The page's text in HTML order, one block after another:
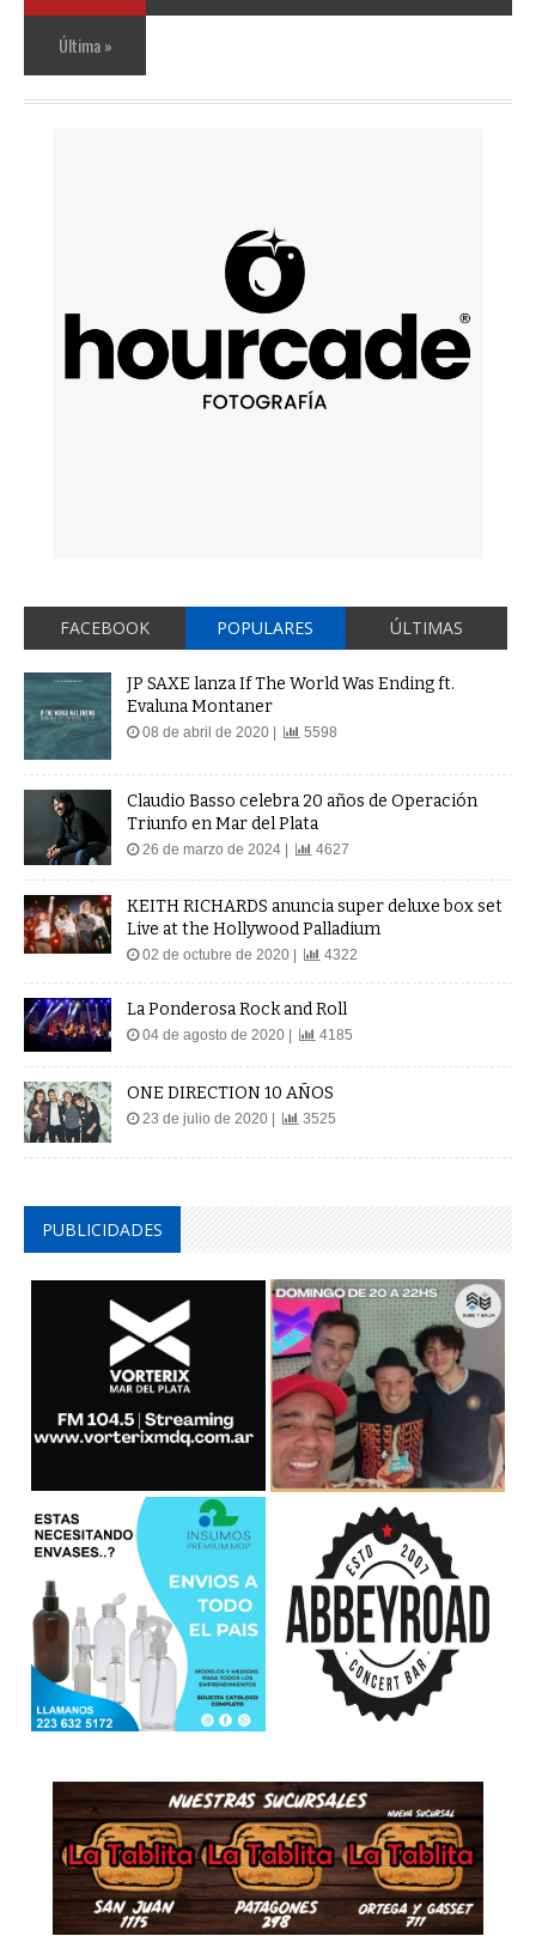
Última »
FACEBOOK POPULARES ÚLTIMAS
JP SAXE lanza If The World Was Ending ft.
Evaluna Montaner
08 de abril de 2020 | 5598
Claudio Basso celebra 20 años de Operación
Triunfo en Mar del Plata
26 de marzo de 2024 | 4627
KEITH RICHARDS anuncia super deluxe box set
Live at the Hollywood Palladium
02 de octubre de 2020 | 4322
La Ponderosa Rock and Roll
04 de agosto de 2020 | 4185
ONE DIRECTION 10 AÑOS
23 de julio de 2020 | 3525
PUBLICIDADES